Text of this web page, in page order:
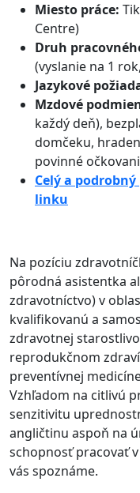
Miesto práce:
Centre)
Druh
(vyslanie na 1
Jazykové
Mzdové
každý deň),
domčeku,
povinné
Celý a
linku
Na pozíciu
pôrodná asistentka
zdravotníctvo) v
kvalifikovanú a
zdravotnej
reprodukčnom
preventívnej
Vzhľadom na citlivú
senzitivitu
angličtinu aspoň na
schopnosť pracovať
vás spoznáme.